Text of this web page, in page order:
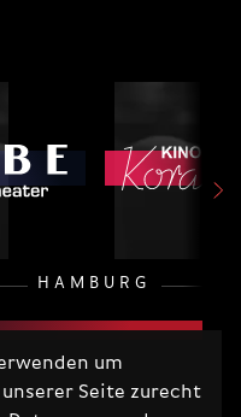
um
Seite zurecht
HAMBURG